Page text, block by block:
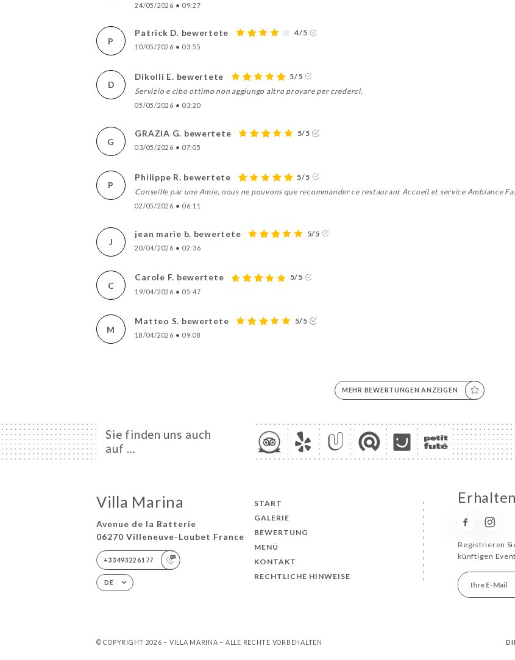
24/05/2026 • 09:27
P
Patrick D. bewertete 4/5
10/05/2026 • 03:55
D
Dikolli E. bewertete
5/5
Servizio e cibo ottimo non aggiungo altro provare per crederci.
05/05/2026 • 03:20
G
GRAZIA G. bewertete 5/5
03/05/2026 • 07:05
P
Philippe R. bewertete
5/5
Conseille par une Amie, nous ne pouvons que recommander ce restaurant Accueil et service Ambiance
02/05/2026 • 06:11
J
jean marie b. bewertete 5/5
20/04/2026 • 02:36
C
Carole F. bewertete 5/5
19/04/2026 • 05:47
M
Matteo S. bewertete 5/5
18/04/2026 • 09:08
MEHR BEWERTUNGEN ANZEIGEN
Sie finden uns auch
auf …
Villa Marina
Avenue de la Batterie
06270 Villeneuve-Loubet France
+33493226177
DE
START
GALERIE
BEWERTUNG
MENÜ
KONTAKT
RECHTLICHE HINWEISE
Registrieren
künftigen
© COPYRIGHT 2026 – VILLA MARINA – ALLE RECHTE VORBEHALTEN